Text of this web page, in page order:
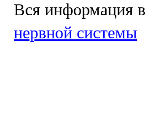
Вся информация в
нервной системы